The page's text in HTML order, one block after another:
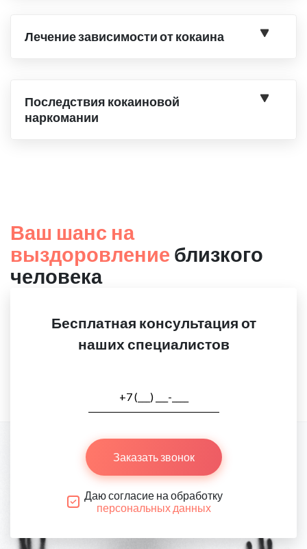
Лечение зависимости от кокаина
Последствия кокаиновой
наркомании
Ваш шанс на
выздоровление близкого
человека
Бесплатная консультация от
наших специалистов
Заказать звонок
Даю согласие на обработку
персональных данных